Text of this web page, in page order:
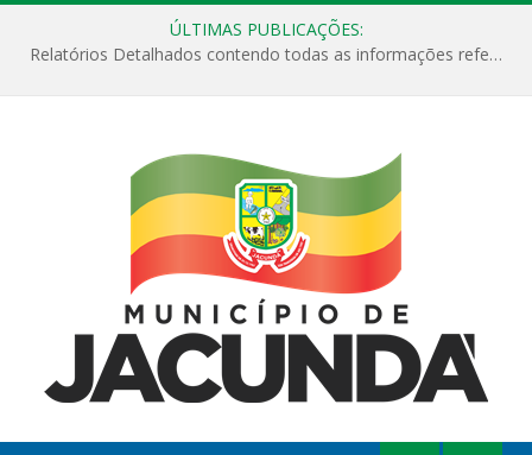
ÚLTIMAS PUBLICAÇÕES:
Relatórios Detalhados contendo todas as informações referentes a execução de recursos destinados ao fomento de projetos culturais no Município de Jacundá entre os anos de 2022 ao presente ano de 2026.